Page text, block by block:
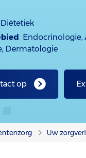
Diëtetiek
Endocrinologie,
Dermatologie
op
Uw